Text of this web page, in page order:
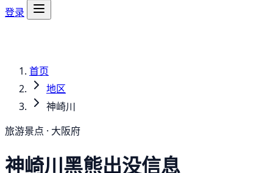
登录
首页
地区
神崎川
旅游景点 · 大阪府
神崎川黑熊出没信息